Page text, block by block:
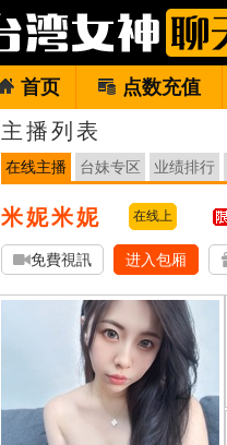
首页 点数充值
主播列表
在线主播 台妹专区 业绩排行
米妮米妮 在线上
免費視訊 进入包厢